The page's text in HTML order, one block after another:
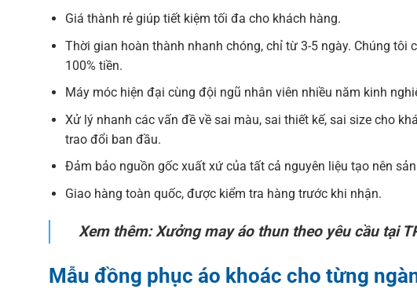
Giá thành rẻ giúp tiết kiệm tối đa cho khách hàng.
Thời gian hoàn thành nhanh chóng, chỉ từ 3-5 ngày. Chúng tôi
100% tiền.
Máy móc hiện đại cùng đội ngũ nhân viên nhiều năm kinh
Xử lý nhanh các vấn đề về sai màu, sai thiết kế, sai size cho
trao đổi ban đầu.
Đảm bảo nguồn gốc xuất xứ của tất cả nguyên liệu tạo nên
Giao hàng toàn quốc, được kiểm tra hàng trước khi nhận.
Xem thêm: Xưởng may áo thun theo yêu cầu tại
Mẫu đồng phục áo khoác cho từng